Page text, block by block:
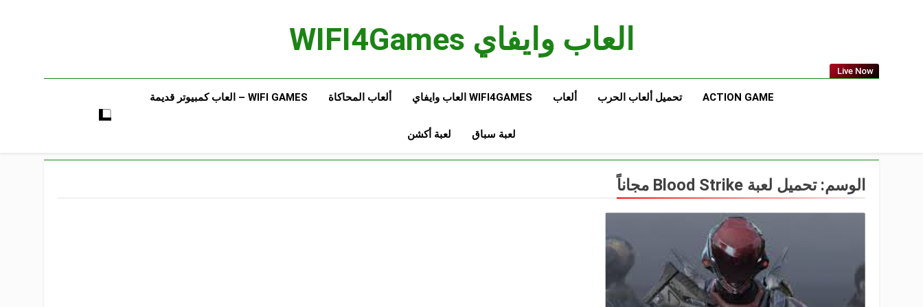
العاب وايفاي WIFI4Games
Live Now
ACTION GAME تحميل ألعاب الحرب ألعاب WIFI4GAMES العاب وايفاي ألعاب المحاكاة WIFI GAMES​ – العاب كمبيوتر قديمة​
لعبة سباق لعبة أكشن
الوسم:تحميل لعبة Blood Strike مجاناً